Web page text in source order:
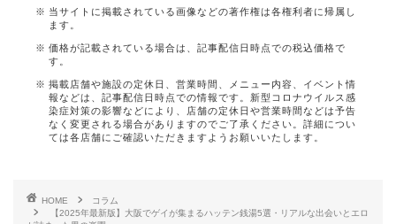
当サイトに掲載されている画像などの著作権は各権利者に帰属し
ます。
価格が記載されている場合は、記事配信日時点での税込価格で
す。
掲載店舗や施設の定休日、営業時間、メニュー内容、イベント情
報などは、記事配信日時点での情報です。新型コロナウイルス感
染症対策の影響などにより、店舗の定休日や営業時間などは予告
なく変更される場合がありますのでご了承ください。詳細につい
ては各店舗にご確認いただきますようお願いいたします。
HOME
コラム
【2025年最新版】大阪でゲイが集まるハッテン銭湯5選・リアルな出会いとエロ